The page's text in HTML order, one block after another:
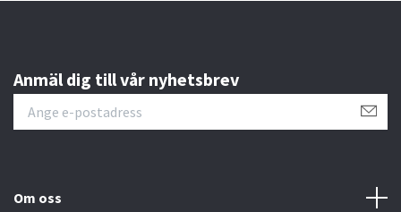
Anmäl dig till vår nyhetsbrev
Om oss